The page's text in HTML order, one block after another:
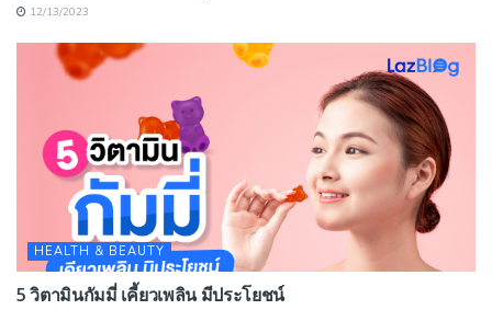
12/13/2023
HEALTH & BEAUTY
5 วิตามินกัมมี่ เคี้ยวเพลิน มีประโยชน์